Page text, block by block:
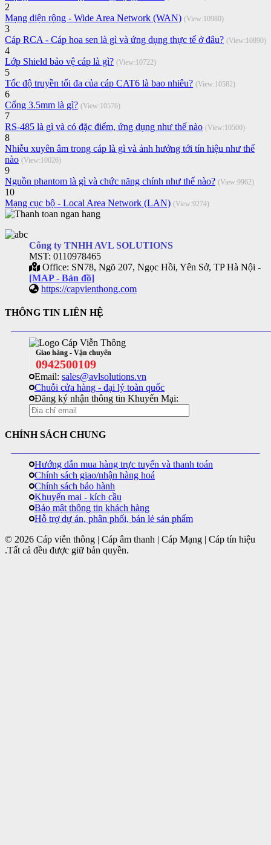
2
Mạng diện rộng - Wide Area Network (WAN) (View:10980)
3
Cáp RCA - Cáp hoa sen là gì và ứng dụng thực tế ở đâu? (View:10890)
4
Lớp Shield bảo vệ cáp là gì? (View:10722)
5
Tốc độ truyền tối đa của cáp CAT6 là bao nhiêu? (View:10582)
6
Cổng 3.5mm là gì? (View:10576)
7
RS-485 là gì và có đặc điểm, ứng dụng như thế nào (View:10500)
8
Nhiễu xuyên âm trong cáp là gì và ảnh hưởng tới tín hiệu như thế
nào (View:10026)
9
Nguồn phantom là gì và chức năng chính như thế nào? (View:9962)
10
Mạng cục bộ - Local Area Network (LAN) (View:9274)
Công ty TNHH AVL SOLUTIONS
MST: 0110978465
Office: SN78, Ngõ 207, Ngọc Hồi, Yên Sở, TP Hà Nội -
[MAP - Bản đồ]
https://capvienthong.com
THÔNG TIN LIÊN HỆ
Giao hàng - Vận chuyển
0942500109
Email: sales@avlsolutions.vn
Chuỗi cửa hàng - đại lý toàn quốc
Đăng ký nhận thông tin Khuyến Mại:
CHÍNH SÁCH CHUNG
Hướng dẫn mua hàng trực tuyến và thanh toán
Chính sách giao/nhận hàng hoá
Chính sách bảo hành
Khuyến mại - kích cầu
Bảo mật thông tin khách hàng
Hỗ trợ dự án, phân phối, bán lẻ sản phẩm
© 2026 Cáp viễn thông | Cáp âm thanh | Cáp Mạng | Cáp tín hiệu
.Tất cả đều được giữ bản quyền.